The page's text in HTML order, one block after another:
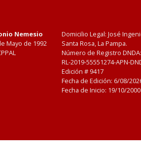
Nemesio
Mayo de 1992
Domicilio Legal: José
Santa Rosa, La Pampa.
Número de Registro DNDA:
RL-2019-55551274-APN-
Edición # 9417
Fecha de Edición: 6/08/
Fecha de Inicio: 19/10/2000